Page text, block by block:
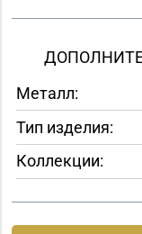
Металл:
Тип изделия:
Коллекции: